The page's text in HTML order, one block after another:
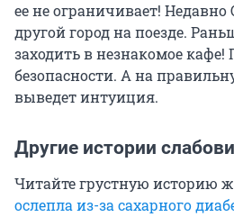
ее не ограничивает! Недавно
другой город на поезде.
заходить в незнакомое
безопасности. А на
выведет интуиция.
Другие истории
Читайте грустную историю
ослепла из-за сахарного